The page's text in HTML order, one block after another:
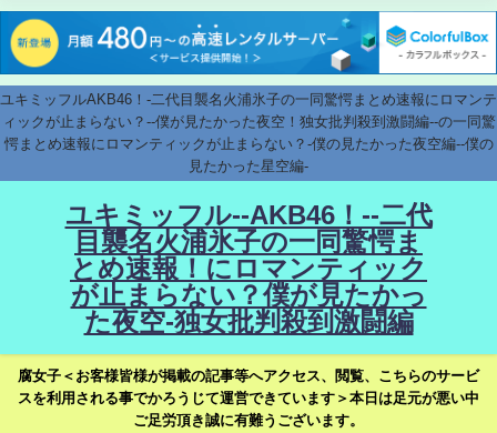
ユキミッフルAKB46！-二代目襲名火浦氷子の一同驚愕まとめ速報にロマンテ
ィックが止まらない？--僕が見たかった夜空！独女批判殺到激闘編--の一同驚
愕まとめ速報にロマンティックが止まらない？-僕の見たかった夜空編--僕の
見たかった星空編-
ユキミッフル--AKB46！--二代
目襲名火浦氷子の一同驚愕ま
とめ速報！にロマンティック
が止まらない？僕が見たかっ
た夜空-独女批判殺到激闘編
腐女子＜お客様皆様が掲載の記事等へアクセス、閲覧、こちらのサービ
スを利用される事でかろうじて運営できています＞本日は足元が悪い中
ご足労頂き誠に有難うございます。